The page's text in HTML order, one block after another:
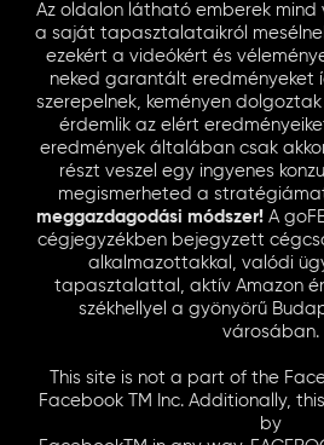
Az oldalon látható emberek mind
a saját tapasztalataikról
ezekért a videókért és
neked garantált eredményeket
szerepelnek, keményen
érdemlik az elért
eredmények általában csak
részt veszel egy ingyenes
megismerheted a
meggazdagodási módszer!A
cégjegyzékben bejegyzett
alkalmazottakkal, valódi
tapasztalattal, aktív Amazon
székhellyel a gyönyörű
városában.
This site is not a part of the
Facebook TM Inc. Additionally,
by